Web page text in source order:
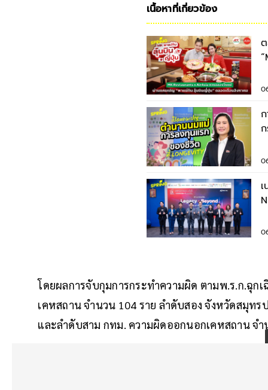
เนื้อหาที่เกี่ยวข้อง
โดยผลการจับกุมการกระทำความผิด ตามพ.ร.ก.ฉุ
เคหสถาน จำนวน 104 ราย ลำดับสอง จังหวัดสมุท
และลำดับสาม กทม. ความผิดออกนอกเคหสถาน จำ